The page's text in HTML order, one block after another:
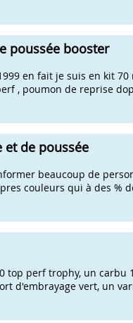
poussée booster
en fait je suis en kit
, poumon de reprise
et de poussée
beaucoup de
couleurs qui à des %
perf trophy, un carbu
d'embrayage vert, un